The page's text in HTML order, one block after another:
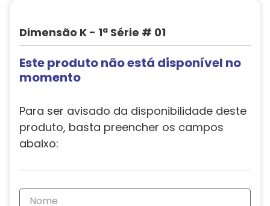
Dimensão K - 1ª Série # 01
Este produto não está disponível no
momento
Para ser avisado da disponibilidade deste
produto, basta preencher os campos
abaixo: